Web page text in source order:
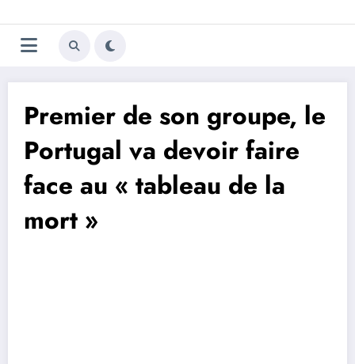
au
contenu
Trivela
L'actualité du football
Premier de son groupe, le
Portugal va devoir faire
face au « tableau de la
mort »